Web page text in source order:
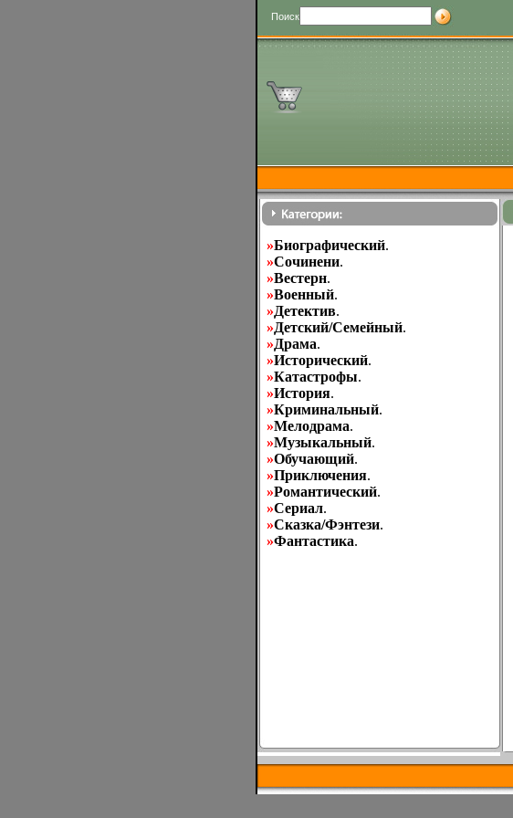
Поиск
»Биографический.
»Cочинени.
»Вестерн.
»Военный.
»Детектив.
»Детский/Семейный.
»Драма.
»Исторический.
»Катастрофы.
»История.
»Криминальный.
»Мелодрама.
»Музыкальный.
»Обучающий.
»Приключения.
»Романтический.
»Сериал.
»Сказка/Фэнтези.
»Фантастика.